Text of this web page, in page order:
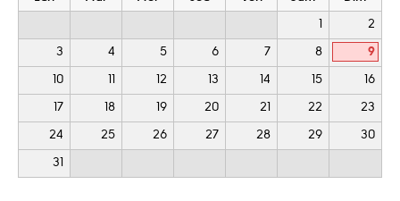
1 2
3 4 5 6 7 8 9
10 11 12 13 14 15 16
17 18 19 20 21 22 23
24 25 26 27 28 29 30
31